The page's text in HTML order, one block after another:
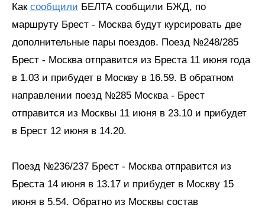
Как сообщили БЕЛТА сообщили БЖД, по
маршруту Брест - Москва будут курсировать две
дополнительные пары поездов. Поезд №248/285
Брест - Москва отправится из Бреста 11 июня года
в 1.03 и прибудет в Москву в 16.59. В обратном
направлении поезд №285 Москва - Брест
отправится из Москвы 11 июня в 23.10 и прибудет
в Брест 12 июня в 14.20.
Поезд №236/237 Брест - Москва отправится из
Бреста 14 июня в 13.17 и прибудет в Москву 15
июня в 5.54. Обратно из Москвы состав